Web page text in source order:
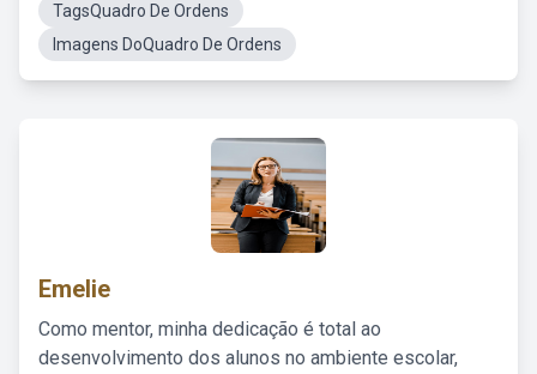
TagsQuadro De Ordens
Imagens DoQuadro De Ordens
Emelie
Como mentor, minha dedicação é total ao
desenvolvimento dos alunos no ambiente escolar,